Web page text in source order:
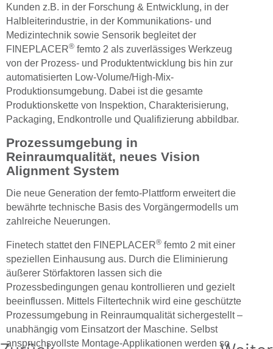
Kunden z.B. in der Forschung & Entwicklung, in der
Halbleiterindustrie, in der Kommunikations- und
Medizintechnik sowie Sensorik begleitet der
FINEPLACER® femto 2 als zuverlässiges Werkzeug
von der Prozess- und Produktentwicklung bis hin zur
automatisierten Low-Volume/High-Mix-
Produktionsumgebung. Dabei ist die gesamte
Produktionskette von Inspektion, Charakterisierung,
Packaging, Endkontrolle und Qualifizierung abbildbar.
Prozessumgebung in
Reinraumqualität, neues Vision
Alignment System
Die neue Generation der femto-Plattform erweitert die
bewährte technische Basis des Vorgängermodells um
zahlreiche Neuerungen.
Finetech stattet den FINEPLACER® femto 2 mit einer
speziellen Einhausung aus. Durch die Eliminierung
äußerer Störfaktoren lassen sich die
Prozessbedingungen genau kontrollieren und gezielt
beeinflussen. Mittels Filtertechnik wird eine geschützte
Prozessumgebung in Reinraumqualität sichergestellt –
unabhängig vom Einsatzort der Maschine. Selbst
anspruchsvollste Montage-Applikationen werden so